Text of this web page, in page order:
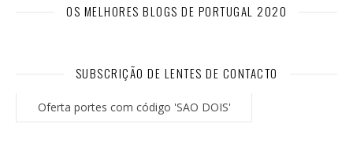
OS MELHORES BLOGS DE PORTUGAL 2020
SUBSCRIÇÃO DE LENTES DE CONTACTO
Oferta portes com código 'SAO DOIS'